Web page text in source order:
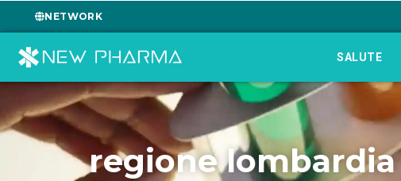
NETWORK
SALUTE
regione lombardia